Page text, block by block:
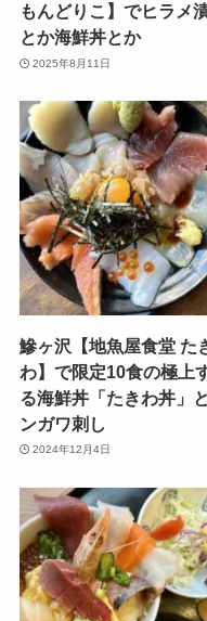
もんどりこ】でヒラメ
とか海鮮丼とか
2025年8月11日
鰺ヶ沢【地魚屋食堂 た
わ】で限定10食の極上
る海鮮丼「たきわ丼」
ンガワ刺し
2024年12月4日